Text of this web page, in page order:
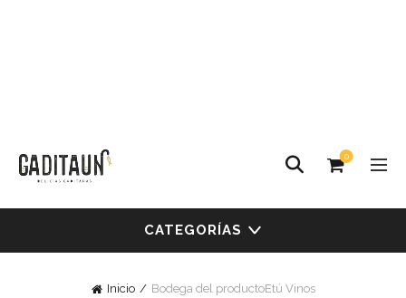
0
CATEGORÍAS
Inicio Bodega del productoEtú Vinos